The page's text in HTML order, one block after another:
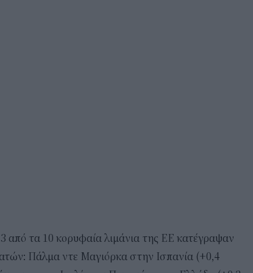
από τα 10 κορυφαία λιμάνια της ΕΕ κατέγραψαν
Πάλμα ντε Μαγιόρκα στην Ισπανία (+0,4